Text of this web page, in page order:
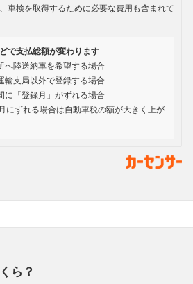
車検を取得するために必要な費用も含まれて
で支払総額が変わります
へ陸送納車を希望する場合
輸支局以外で登録する場合
に「登録月」がずれる場合
にずれる場合は自動車税の額が大きく上が
ら？